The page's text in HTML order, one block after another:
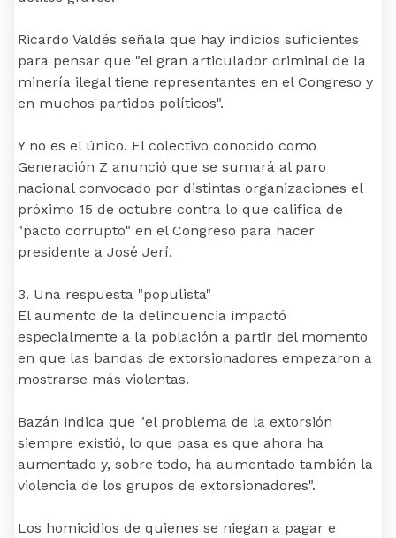
Ricardo Valdés señala que hay indicios suficientes
para pensar que "el gran articulador criminal de la
minería ilegal tiene representantes en el Congreso y
en muchos partidos políticos".
Y no es el único. El colectivo conocido como
Generación Z anunció que se sumará al paro
nacional convocado por distintas organizaciones el
próximo 15 de octubre contra lo que califica de
"pacto corrupto" en el Congreso para hacer
presidente a José Jerí.
3. Una respuesta "populista"
El aumento de la delincuencia impactó
especialmente a la población a partir del momento
en que las bandas de extorsionadores empezaron a
mostrarse más violentas.
Bazán indica que "el problema de la extorsión
siempre existió, lo que pasa es que ahora ha
aumentado y, sobre todo, ha aumentado también la
violencia de los grupos de extorsionadores".
Los homicidios de quienes se niegan a pagar e